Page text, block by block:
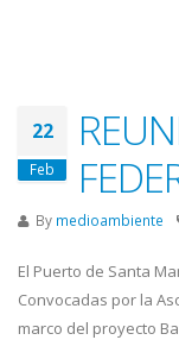
22
Feb
By medioambiente
El Puerto de Santa
Convocadas por la
marco del proyecto